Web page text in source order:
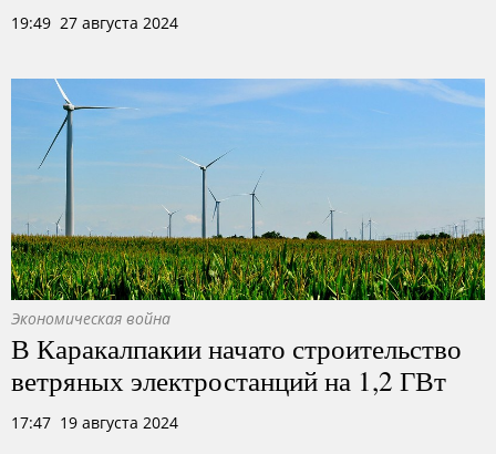
19:49 27 августа 2024
Экономическая война
В Каракалпакии начато строительство
ветряных электростанций на 1,2 ГВт
17:47 19 августа 2024